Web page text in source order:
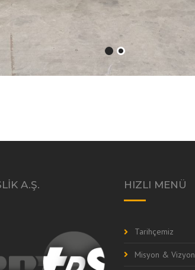
A.Ş. HIZLI MENÜ
Tarihçemiz
Misyon & Vizyon